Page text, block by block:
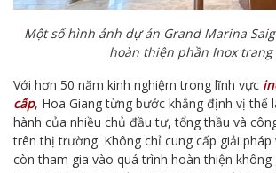
Một số hình ảnh dự án Grand Marina
hoàn thiện phần Inox
Với hơn 50 năm kinh nghiệm trong lĩnh vực
cấp, Hoa Giang từng bước khẳng định vị thế
hành của nhiều chủ đầu tư, tổng thầu và
trên thị trường. Không chỉ cung cấp giải pháp
còn tham gia vào quá trình hoàn thiện không